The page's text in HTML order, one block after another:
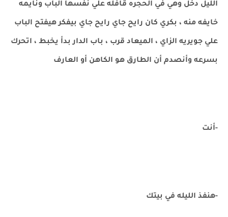
الليل دخل وهي في الحجره قافله علي نفسها الباب ونايمه
خايفه منه ، بكري كان رايح جاي رايح جاي بيفكر هيفتح الباب
علي جويريه الزاي ، الميعاد قرب ، باب الدار بدأ يخبط ، اتحرك
بسرعه وأنصدم أن الطارق هو الكاهن أو العارف
-أنت
-هنفذ الليله في بيتك